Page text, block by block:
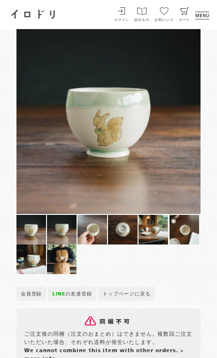
イロドリ
ログイン 読みもの お気にいり カート
会員登録 LINEの友達登録 トップページに戻る
ご注文後の同梱（注文のおまとめ）はできません。複数回ご注文
いただいた場合、それぞれ送料が発生いたします。
We cannot combine this item with other orders. >